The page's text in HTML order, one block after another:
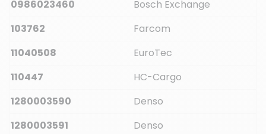
0986023460
Bosch Exchange
103762
Farcom
11040508
EuroTec
110447
HC-Cargo
1280003590
Denso
1280003591
Denso